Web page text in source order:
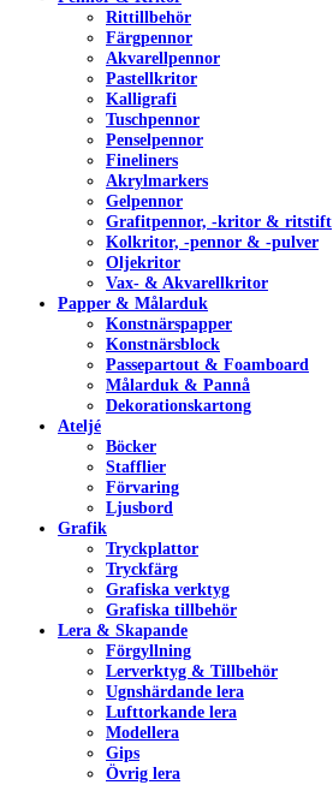
Rittillbehör
Färgpennor
Akvarellpennor
Pastellkritor
Kalligrafi
Tuschpennor
Penselpennor
Fineliners
Akrylmarkers
Gelpennor
Grafitpennor, -kritor & ritstift
Kolkritor, -pennor & -pulver
Oljekritor
Vax- & Akvarellkritor
Papper & Målarduk
Konstnärspapper
Konstnärsblock
Passepartout & Foamboard
Målarduk & Pannå
Dekorationskartong
Ateljé
Böcker
Stafflier
Förvaring
Ljusbord
Grafik
Tryckplattor
Tryckfärg
Grafiska verktyg
Grafiska tillbehör
Lera & Skapande
Förgyllning
Lerverktyg & Tillbehör
Ugnshärdande lera
Lufttorkande lera
Modellera
Gips
Övrig lera